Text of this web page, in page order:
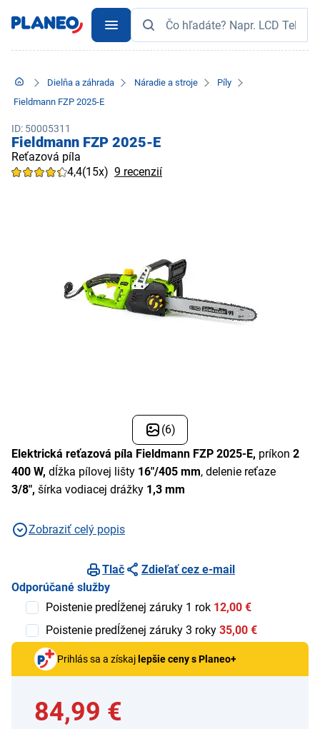
Dielňa a záhrada Náradie a stroje
Píly
Fieldmann FZP 2025-E
ID: 50005311
Fieldmann FZP 2025-E
Reťazová píla
4,4(15x) 9 recenzií
(6)
Elektrická reťazová píla Fieldmann FZP 2025-E, príkon 2
400 W, dĺžka pílovej lišty 16"/405 mm, delenie reťaze
3/8", šírka vodiacej drážky 1,3 mm
Zobraziť celý popis
Tlač
Zdieľať cez e-mail
Odporúčané služby
Poistenie predĺženej záruky 1 rok 12,00 €
Poistenie predĺženej záruky 3 roky 35,00 €
Prihlás sa a získaj lepšie ceny s Planeo+
84,99 €